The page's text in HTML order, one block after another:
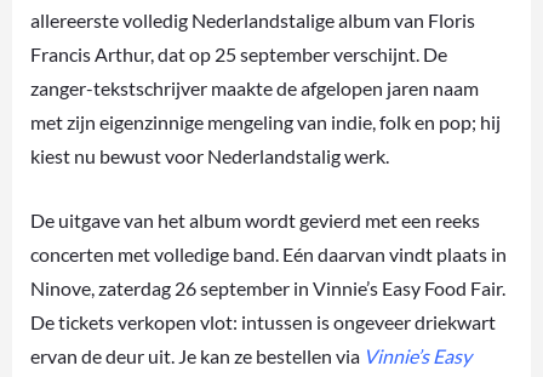
allereerste volledig Nederlandstalige album van Floris
Francis Arthur, dat op 25 september verschijnt. De
zanger-tekstschrijver maakte de afgelopen jaren naam
met zijn eigenzinnige mengeling van indie, folk en pop; hij
kiest nu bewust voor Nederlandstalig werk.
De uitgave van het album wordt gevierd met een reeks
concerten met volledige band. Eén daarvan vindt plaats in
Ninove, zaterdag 26 september in Vinnie’s Easy Food Fair.
De tickets verkopen vlot: intussen is ongeveer driekwart
ervan de deur uit. Je kan ze bestellen via Vinnie’s Easy